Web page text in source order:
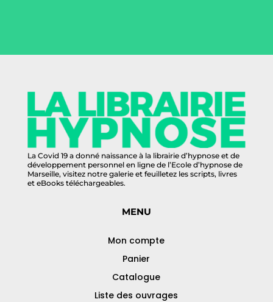
La Covid 19 a donné naissance à la librairie d’hypnose et de
développement personnel en ligne de l’Ecole d’hypnose de
Marseille, visitez notre galerie et feuilletez les scripts, livres
et eBooks téléchargeables.
MENU
Mon compte
Panier
Catalogue
Liste des ouvrages